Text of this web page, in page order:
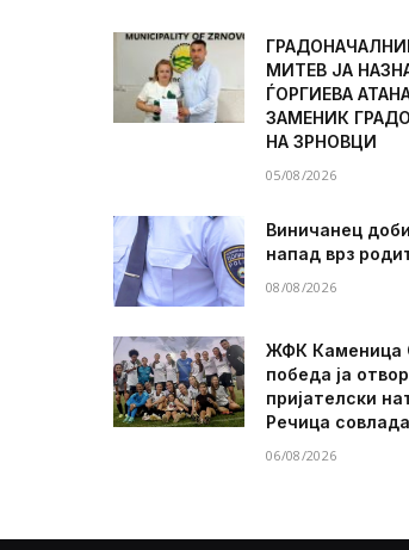
МИТЕВ ЈА
ЃОРГИЕВА
ЗАМЕНИК
НА ЗРНОВЦИ
05/08/2026
Виничанец
напад врз
08/08/2026
ЖФК Каменица
победа ја
пријателски
Речица
06/08/2026